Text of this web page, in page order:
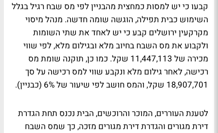
קבעו כי יש למסות כמחצית מהבניין לפי מס שבח רגיל בגלל
השימוש כבית תפילה, הוגשה שומה חדשה. מנהל מיסוי
מקרקעין ירושלים קבע כי יש לאחד את שתי השומות
ולקבוע את מס השבח בחיוב מלא ובגילום מלא, לפי שווי
מכירה של 11,447,113 שקל. כמו כן, תוקנה שומת מס
רכישה, לאחר גילום מלא ונקבע שווי למס רכישה על סך
18,907,701 שקל, והמס חושב לפי שיעור של 6% (כבניין).
לטענת העוררים, המוכר והרוכשים, הבית נכנס תחת הגדרת
דירת מגורים והגדרת דירת מגורים מזכה, כך שמס השבח